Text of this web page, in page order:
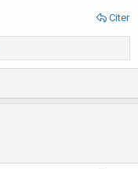
Citer
o
v